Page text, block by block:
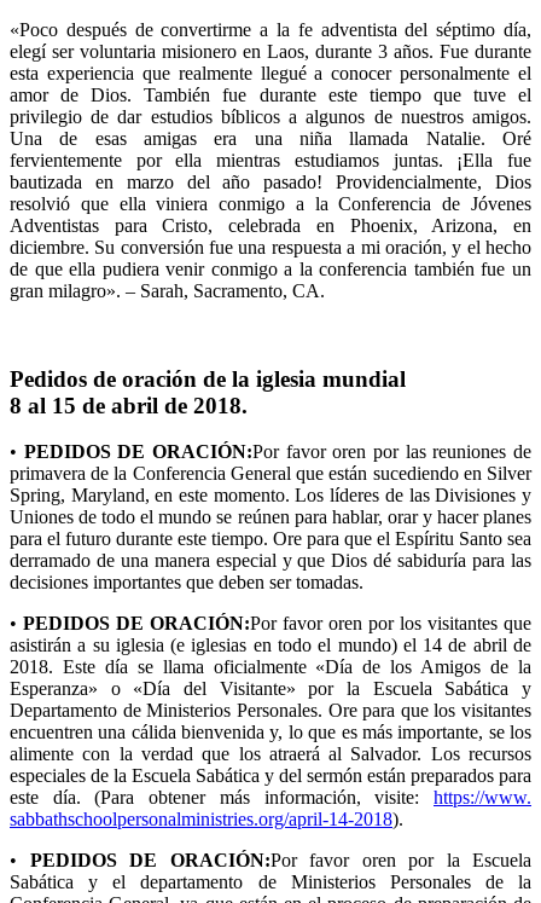
«Poco después de convertirme a la fe adventista del séptimo día,
elegí ser voluntaria misionero en Laos, durante 3 años. Fue durante
esta experiencia que realmente llegué a conocer personalmente el
amor de Dios. También fue durante este tiempo que tuve el
privilegio de dar estudios bíblicos a algunos de nuestros amigos.
Una de esas amigas era una niña llamada Natalie. Oré
fervientemente por ella mientras estudiamos juntas. ¡Ella fue
bautizada en marzo del año pasado! Providencialmente, Dios
resolvió que ella viniera conmigo a la Conferencia de Jóvenes
Adventistas para Cristo, celebrada en Phoenix, Arizona, en
diciembre. Su conversión fue una respuesta a mi oración, y el hecho
de que ella pudiera venir conmigo a la conferencia también fue un
gran milagro». – Sarah, Sacramento, CA.
Pedidos de oración de la iglesia mundial
8 al 15 de abril de 2018.
• PEDIDOS DE ORACIÓN:Por favor oren por las reuniones de
primavera de la Conferencia General que están sucediendo en Silver
Spring, Maryland, en este momento. Los líderes de las Divisiones y
Uniones de todo el mundo se reúnen para hablar, orar y hacer planes
para el futuro durante este tiempo. Ore para que el Espíritu Santo sea
derramado de una manera especial y que Dios dé sabiduría para las
decisiones importantes que deben ser tomadas.
• PEDIDOS DE ORACIÓN:Por favor oren por los visitantes que
asistirán a su iglesia (e iglesias en todo el mundo) el 14 de abril de
2018. Este día se llama oficialmente «Día de los Amigos de la
Esperanza» o «Día del Visitante» por la Escuela Sabática y
Departamento de Ministerios Personales. Ore para que los visitantes
encuentren una cálida bienvenida y, lo que es más importante, se los
alimente con la verdad que los atraerá al Salvador. Los recursos
especiales de la Escuela Sabática y del sermón están preparados para
este día. (Para obtener más información, visite: https://www.
sabbathschoolpersonalministries.org/april-14-2018).
• PEDIDOS DE ORACIÓN:Por favor oren por la Escuela
Sabática y el departamento de Ministerios Personales de la